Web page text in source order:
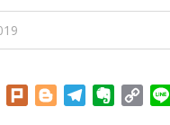
Facebook
Plurk BloggerTelegramEvernote
Copy